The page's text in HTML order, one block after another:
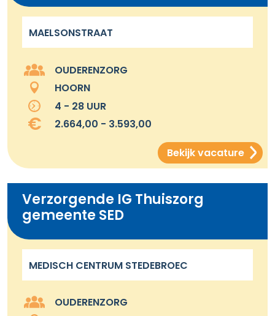
MAELSONSTRAAT
OUDERENZORG
HOORN
4 - 28 UUR
2.664,00 - 3.593,00
Bekijk vacature
Verzorgende IG Thuiszorg
gemeente SED
MEDISCH CENTRUM STEDEBROEC
OUDERENZORG